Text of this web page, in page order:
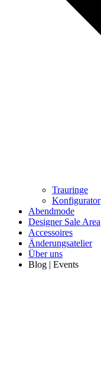
Trauringe
Konfigurator
Abendmode
Designer Sale Area
Accessoires
Änderungsatelier
Über uns
Blog | Events